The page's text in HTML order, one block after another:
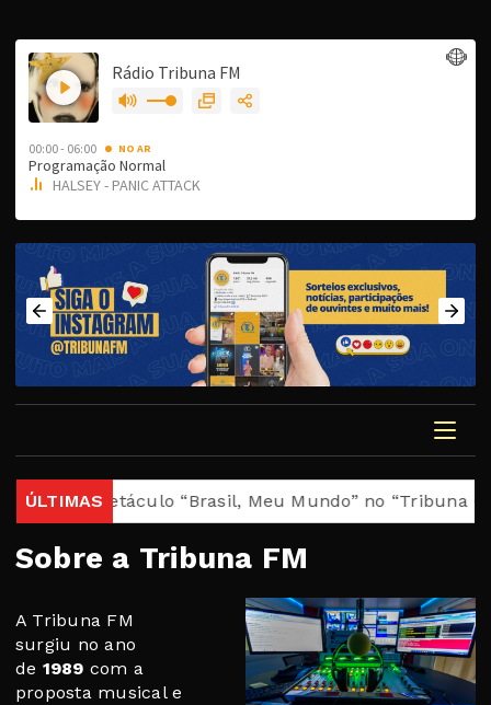
ÚLTIMAS
e o espetáculo “Brasil, Meu Mundo” no “Tribuna
Sobre a Tribuna FM
A Tribuna FM
surgiu no ano
de 1989 com a
proposta musical e